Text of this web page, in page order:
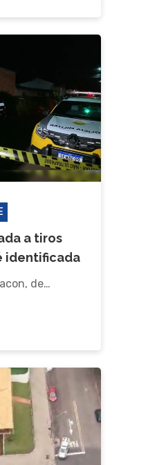
a tiros
identificada
de…